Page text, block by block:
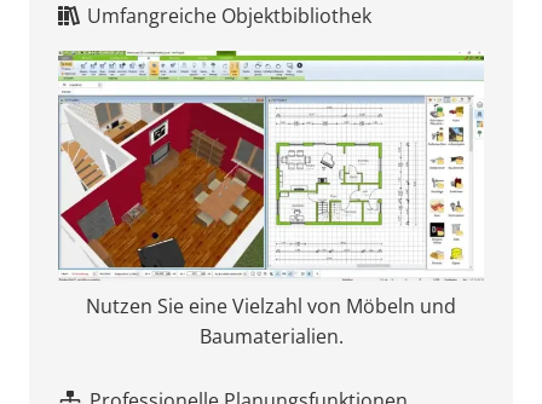
Umfangreiche Objektbibliothek
Nutzen Sie eine Vielzahl von Möbeln und
Baumaterialien.